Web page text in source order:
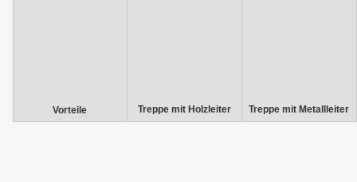
Vorteile Treppe mit Holzleiter Treppe mit Metallleiter